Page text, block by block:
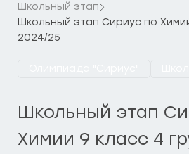
Школьный этап
Школьный этап Сириус по
2024/25
Школьный этап
Химии 9 класс 4